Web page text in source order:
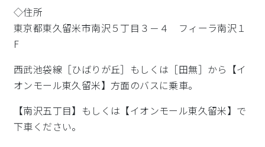
◇住所
東京都東久留米市南沢５丁目３－４ フィーラ南沢１
F
西武池袋線［ひばりが丘］もしくは［田無］から【イ
オンモール東久留米】方面のバスに乗車。
【南沢五丁目】もしくは【イオンモール東久留米】で
下車ください。